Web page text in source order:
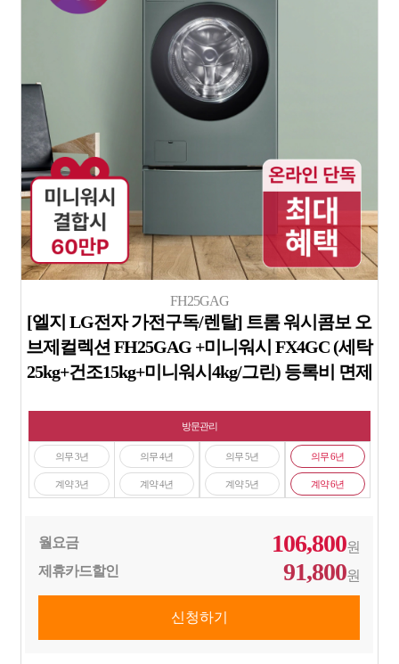
FH25GAG
[엘지 LG전자 가전구독/렌탈] 트롬 워시콤보 오
브제컬렉션 FH25GAG +미니워시 FX4GC (세탁
25kg+건조15kg+미니워시4kg/그린) 등록비 면제
방문관리
의무 3년
계약 3년
의무 4년
계약 4년
의무 5년
계약 5년
의무 6년
계약 6년
월요금 106,800원
제휴카드할인
91,800원